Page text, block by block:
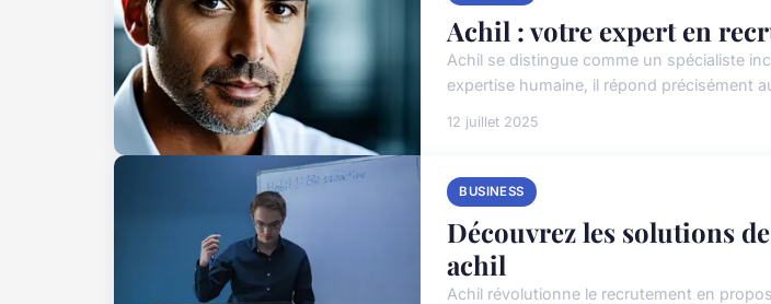
Achil : votre expert en
Achil se distingue comme un spécialiste
expertise humaine, il répond précisément
12 juillet 2025
BUSINESS
Découvrez les solutions
achil
Achil révolutionne le recrutement en